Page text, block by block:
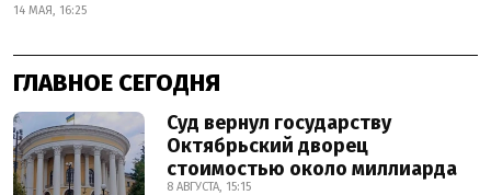
14 МАЯ, 16:25
ГЛАВНОЕ СЕГОДНЯ
Суд вернул государству
Октябрьский дворец
стоимостью около миллиарда
8 АВГУСТА, 15:15